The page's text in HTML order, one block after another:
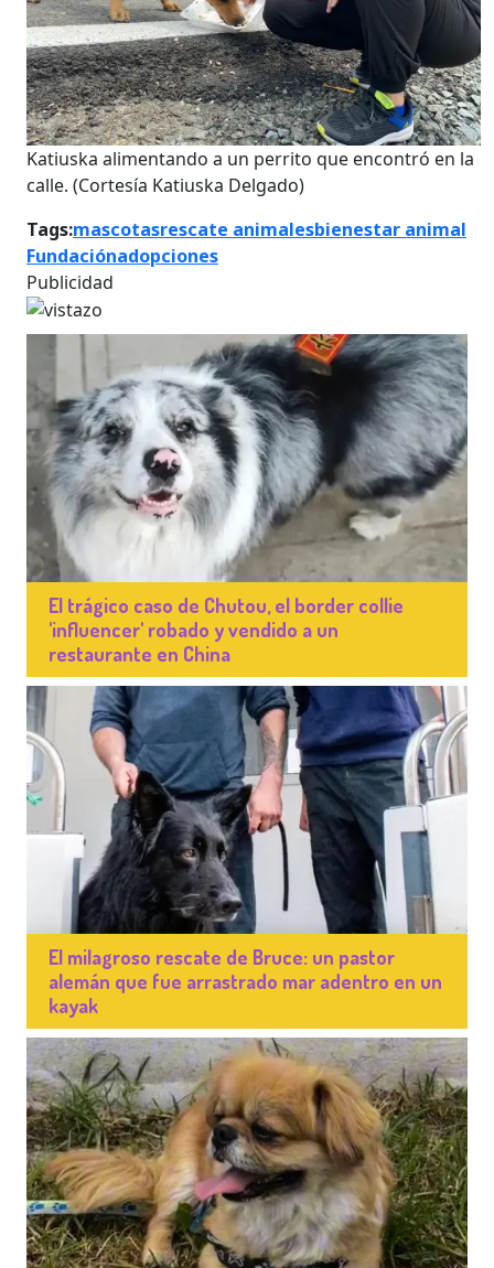
Katiuska alimentando a un perrito que encontró en la
calle. (Cortesía Katiuska Delgado)
Tags:mascotasrescate animalesbienestar animal
Fundaciónadopciones
Publicidad
El trágico caso de Chutou, el border collie
'influencer' robado y vendido a un
restaurante en China
El milagroso rescate de Bruce: un pastor
alemán que fue arrastrado mar adentro en un
kayak